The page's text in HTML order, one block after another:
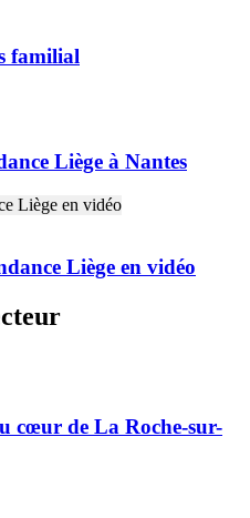
familial
Liège à Nantes
Liège en vidéo
cœur de La Roche-sur-